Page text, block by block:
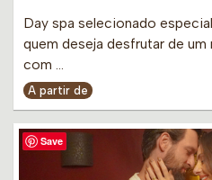
Day spa selecionado
quem deseja desfrutar de
com …
A partir de
Save